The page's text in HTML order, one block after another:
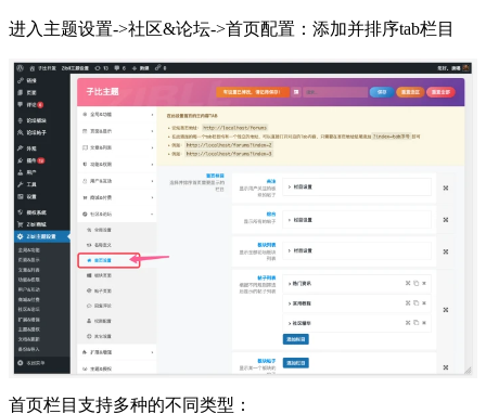
进入主题设置->社区&论坛->首页配置：添加并排序tab栏目
首页栏目支持多种的不同类型：